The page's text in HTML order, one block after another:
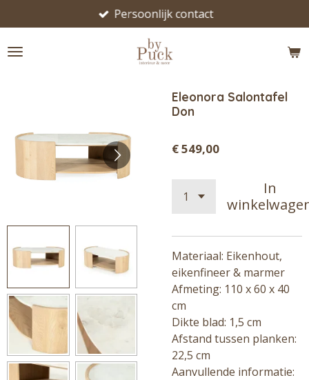
direct
naar
Persoonlijk contact
Eleonora Salontafel
Don
€ 549,00
In
Materiaal: Eikenhout,
eikenfineer & marmer
Afmeting: 110 x 60 x 40
cm
Dikte blad: 1,5 cm
Afstand tussen planken:
22,5 cm
Aanvullende informatie: